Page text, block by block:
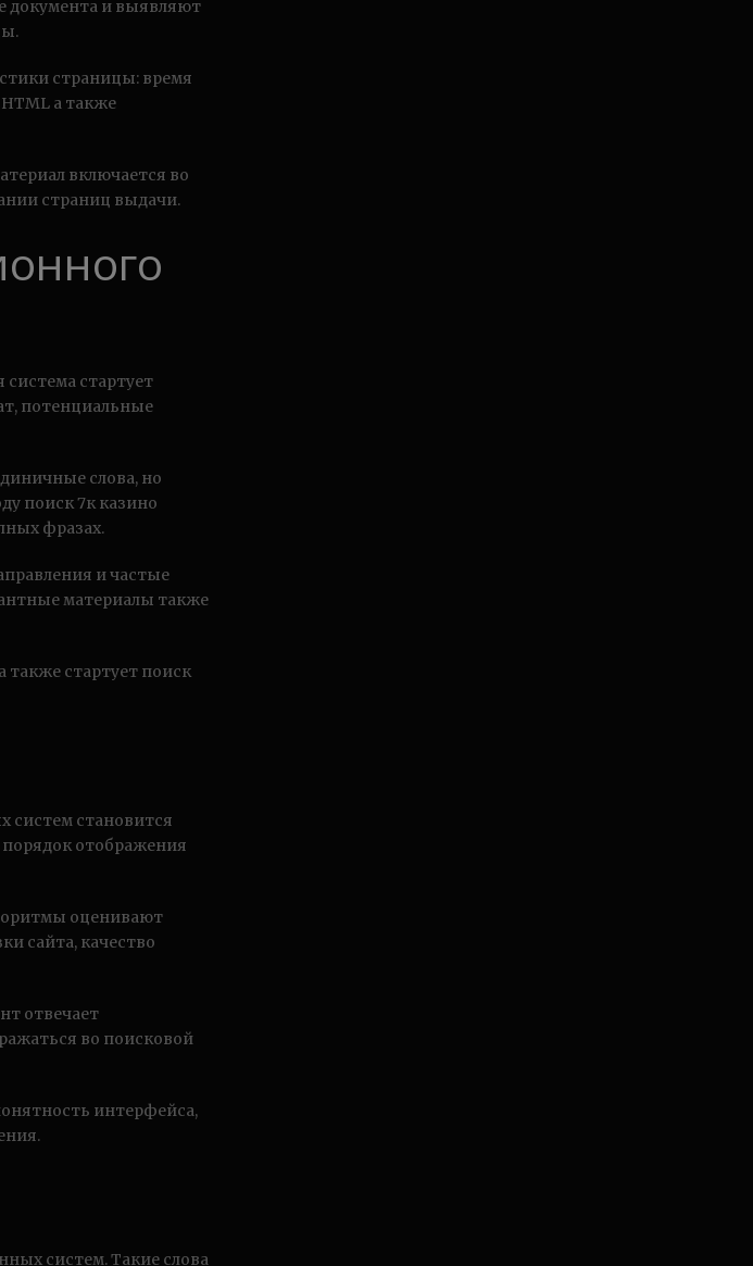
документа и выявляют
страницы: время
а также
включается во
страниц выдачи.
стартует
потенциальные
слова, но
поиск 7к казино
фразах.
и частые
материалы также
также стартует поиск
систем становится
отображения
оценивают
сайта, качество
отвечает
во поисковой
интерфейса,
систем. Такие слова